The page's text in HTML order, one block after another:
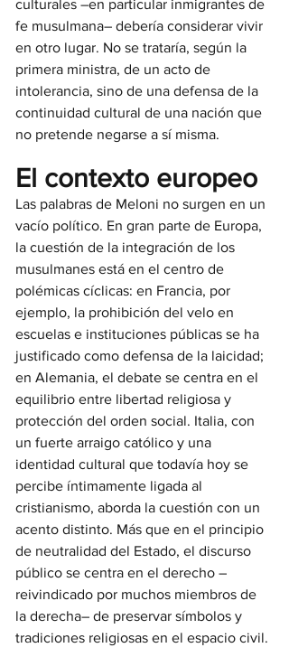
culturales –en particular inmigrantes de
fe musulmana– debería considerar vivir
en otro lugar. No se trataría, según la
primera ministra, de un acto de
intolerancia, sino de una defensa de la
continuidad cultural de una nación que
no pretende negarse a sí misma.
El contexto europeo
Las palabras de Meloni no surgen en un
vacío político. En gran parte de Europa,
la cuestión de la integración de los
musulmanes está en el centro de
polémicas cíclicas: en Francia, por
ejemplo, la prohibición del velo en
escuelas e instituciones públicas se ha
justificado como defensa de la laicidad;
en Alemania, el debate se centra en el
equilibrio entre libertad religiosa y
protección del orden social. Italia, con
un fuerte arraigo católico y una
identidad cultural que todavía hoy se
percibe íntimamente ligada al
cristianismo, aborda la cuestión con un
acento distinto. Más que en el principio
de neutralidad del Estado, el discurso
público se centra en el derecho –
reivindicado por muchos miembros de
la derecha– de preservar símbolos y
tradiciones religiosas en el espacio civil.